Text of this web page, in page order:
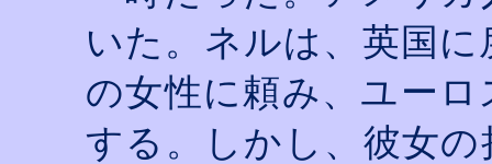
いた。ネルは、英国
の女性に頼み、ユー
する。しかし、彼女